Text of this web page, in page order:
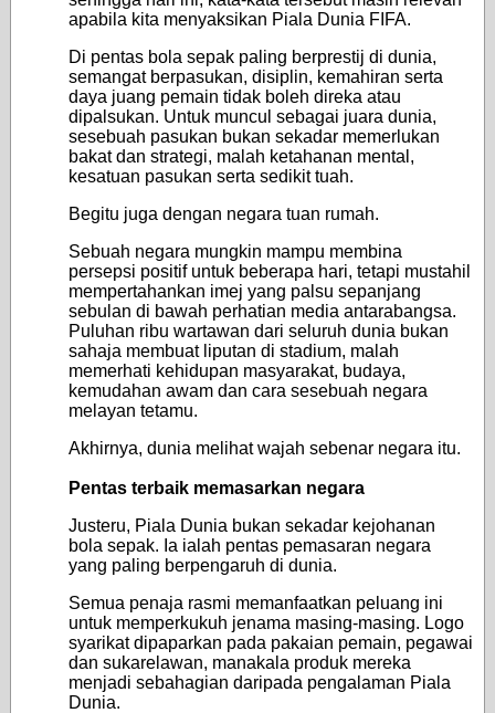
apabila kita menyaksikan Piala Dunia FIFA.
Di pentas bola sepak paling berprestij di dunia,
semangat berpasukan, disiplin, kemahiran serta
daya juang pemain tidak boleh direka atau
dipalsukan. Untuk muncul sebagai juara dunia,
sesebuah pasukan bukan sekadar memerlukan
bakat dan strategi, malah ketahanan mental,
kesatuan pasukan serta sedikit tuah.
Begitu juga dengan negara tuan rumah.
Sebuah negara mungkin mampu membina
persepsi positif untuk beberapa hari, tetapi mustahil
mempertahankan imej yang palsu sepanjang
sebulan di bawah perhatian media antarabangsa.
Puluhan ribu wartawan dari seluruh dunia bukan
sahaja membuat liputan di stadium, malah
memerhati kehidupan masyarakat, budaya,
kemudahan awam dan cara sesebuah negara
melayan tetamu.
Akhirnya, dunia melihat wajah sebenar negara itu.
Pentas terbaik memasarkan negara
Justeru, Piala Dunia bukan sekadar kejohanan
bola sepak. Ia ialah pentas pemasaran negara
yang paling berpengaruh di dunia.
Semua penaja rasmi memanfaatkan peluang ini
untuk memperkukuh jenama masing-masing. Logo
syarikat dipaparkan pada pakaian pemain, pegawai
dan sukarelawan, manakala produk mereka
menjadi sebahagian daripada pengalaman Piala
Dunia.